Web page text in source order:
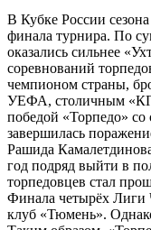
В Кубке России
финала турнира. По
оказались сильнее
соревнований
чемпионом страны,
УЕФА, столичным
победой «Торпедо» со
завершилась
Рашида
год подряд выйти в
торпедовцев стал
Финала четырёх
клуб «Тюмень».